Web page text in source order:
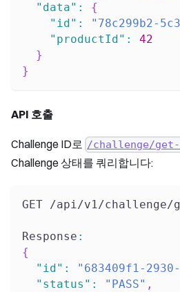
"data" :
{
"id" :
"78c299b2-
"productId" :
42
}
}
API 호출
Challenge ID로 /challenge/
Challenge 상태를 쿼리합니다:
GET /api/v1/challenge/
Response :
{
"id" :
"683409f1-
"status" : "PASS" ,